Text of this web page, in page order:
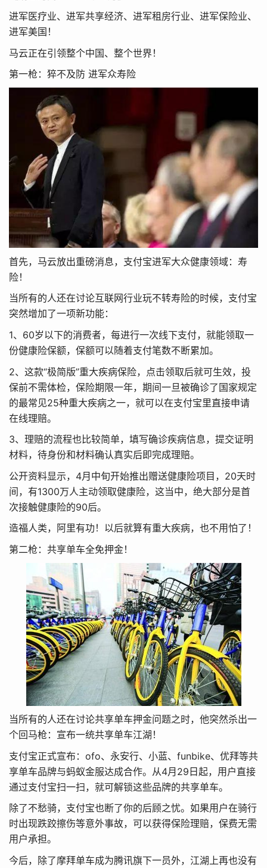
进军医疗业、进军共享经济、进军租房行业、进军保险业、
进军美国！
马云正在引领整个中国、整个世界！
第一枪：猝不及防 进军众寿险
首先，马云放出重磅消息，支付宝进军大众健康领域：寿
险！
当所有的人还在讨论互联网行业玩不转寿险的时候，支付宝
突然增加了一项新功能：
1、60岁以下的消费者，每进行一次线下支付，就能领取一
份健康险保额，保额可以随着支付笔数不断累加。
2、这款“极简版”重大疾病保险，点击领取后就可生效，投
保前不需体检，保险期限一年，期间一旦被确诊了国家规定
的最常见25种重大疾病之一，就可以在支付宝里直接申请
在线理赔。
3、理赔的流程也比较简单，填写确诊疾病信息，提交证明
材料，待身份和材料确认真实后即完成理赔。
公开资料显示，4月中旬开始推出赠送健康险项目，20天时
间，有1300万人主动领取健康险，这当中，绝大部分是首
次接触健康险的90后。
造福人类，阿里有功！以后就算有重大疾病，也不用怕了！
第二枪：共享单车全免押金！
当所有的人还在讨论共享单车押金问题之时，他突然杀出一
个回马枪：宣布一统共享单车江湖！
支付宝正式宣布：ofo、永安行、小蓝、funbike、优拜等共
享单车品牌与蚂蚁金服达成合作。从4月29日起，用户直接
通过支付宝扫一扫，就可解锁这些品牌的共享单车。
除了不愁骑，支付宝也断了你的后顾之忧。如果用户在骑行
时出现跌跤擦伤等意外事故，可以获得保险理赔，保费无需
用户承担。
今后，除了摩拜单车成为腾讯旗下一员外，江湖上再也没有